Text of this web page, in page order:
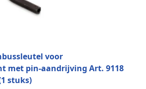
voor
met pin-aandrijving Art. 9118
stuks)